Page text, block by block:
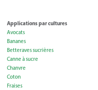
Applications par cultures
Avocats
Bananes
Betteraves sucrières
Canne à sucre
Chanvre
Coton
Fraises